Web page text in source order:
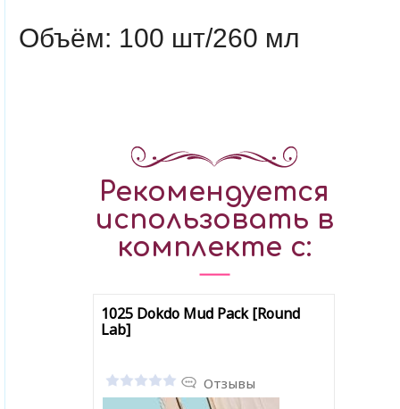
Объём: 100 шт/260 мл
Рекомендуется
использовать в
комплекте с:
1025 Dokdo Mud Pack [Round
Lab]
Отзывы